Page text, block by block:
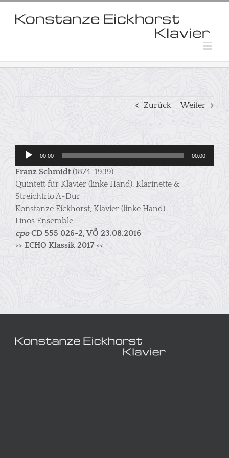
Zurück Weiter
Audio-
00:00 00:00
Franz Schmidt (1874-1939)
Quintett für Klavier (linke Hand), Klarinette &
Streichtrio A-Dur
Konstanze Eickhorst, Klavier (linke Hand)
Linos Ensemble
cpoCD 555 026-2, VÖ 23.08.2016
>> ECHO Klassik 2017 <<